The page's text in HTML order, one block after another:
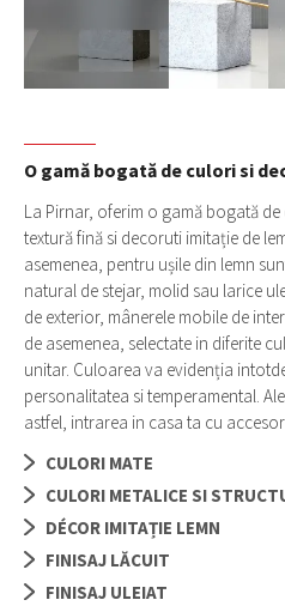
O gamă bogată de culori si
La Pirnar, oferim o gamă bogată
textură fină si decoruti imitație de
asemenea, pentru ușile din lemn
natural de stejar, molid sau larice
de exterior, mânerele mobile de
de asemenea, selectate in diferite
unitar. Culoarea va evidenția
personalitatea si temperamental.
astfel, intrarea in casa ta cu
CULORI MATE
CULORI METALICE SI
DÉCOR IMITAȚIE LEMN
FINISAJ LĂCUIT
FINISAJ ULEIAT